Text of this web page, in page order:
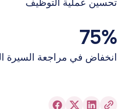
75%
انخفاض في مراجعة السيرة